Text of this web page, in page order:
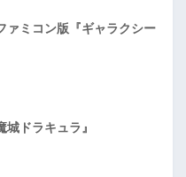
ァミコン版『ギャラクシー
ドラキュラ』